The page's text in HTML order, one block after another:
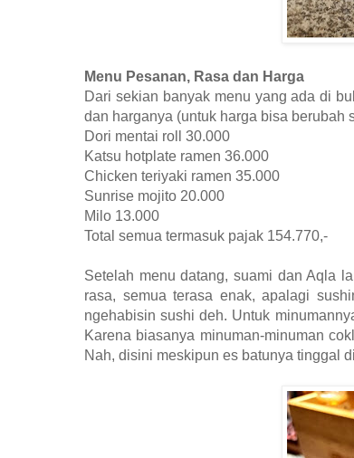
Menu Pesanan, Rasa dan Harga
Dari sekian banyak menu yang ada di
dan harganya (untuk harga bisa berubah
Dori mentai roll 30.000
Katsu hotplate ramen 36.000
Chicken teriyaki ramen 35.000
Sunrise mojito 20.000
Milo 13.000
Total semua termasuk pajak 154.770,-
Setelah menu datang, suami dan Aqla
rasa, semua terasa enak, apalagi
ngehabisin sushi deh. Untuk
Karena biasanya minuman-minuman
Nah, disini meskipun es batunya tinggal